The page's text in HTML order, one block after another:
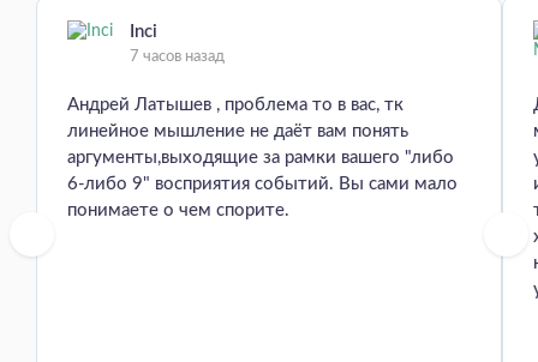
Inci
7 часов назад
Андрей Латышев , проблема то в вас, тк
линейное мышление не даёт вам понять
аргументы,выходящие за рамки вашего "либо
6-либо 9" восприятия событий. Вы сами мало
понимаете о чем спорите.